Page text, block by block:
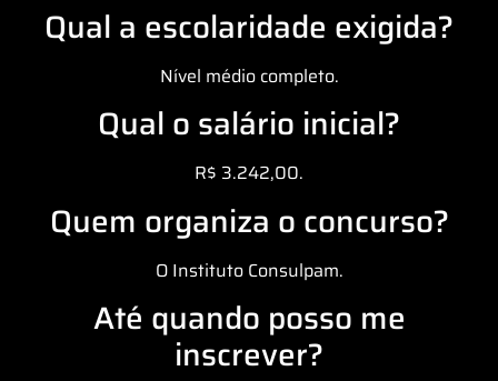
Qual a escolaridade exigida?
Nível médio completo.
Qual o salário inicial?
R$ 3.242,00.
Quem organiza o concurso?
O Instituto Consulpam.
Até quando posso me
inscrever?